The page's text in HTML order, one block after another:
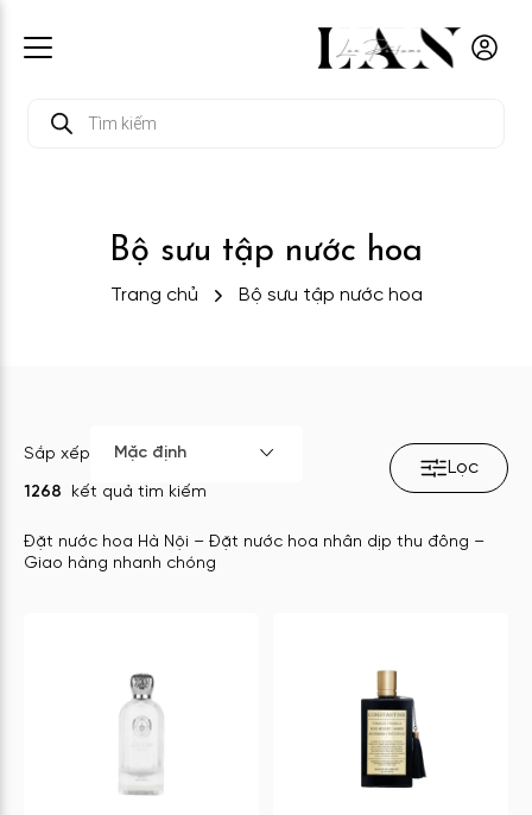
kiếm
Bộ sưu tập nước hoa
Trang chủ Bộ sưu tập nước hoa
Lọc
Sắp xếp Mặc định
1268 kết quả tìm kiếm
Đặt nước hoa Hà Nội – Đặt nước hoa nhân dịp thu đông –
Giao hàng nhanh chóng